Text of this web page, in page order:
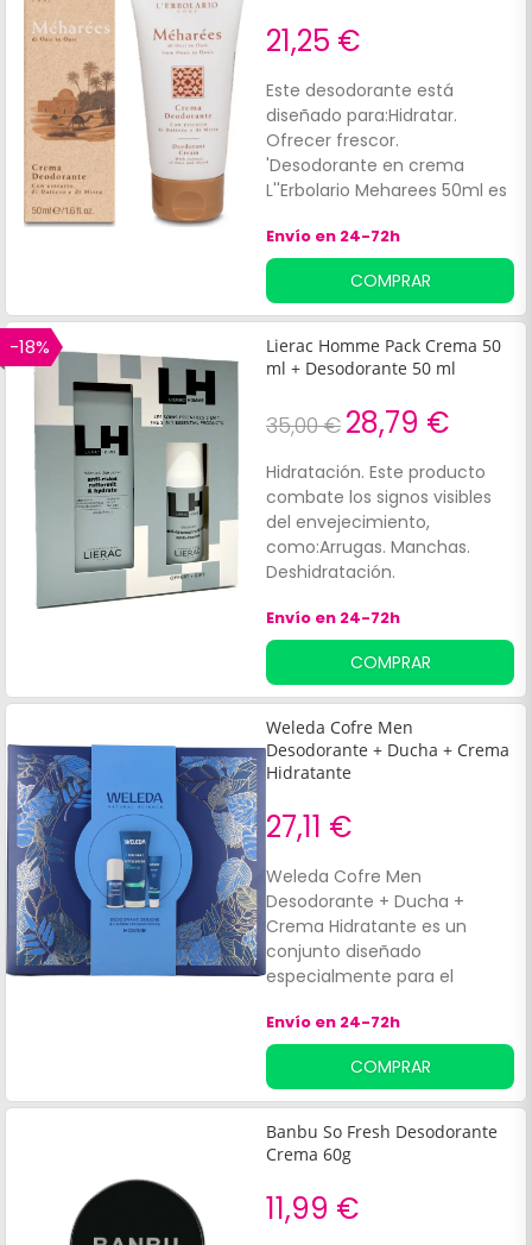
21,25 €
Este desodorante está
diseñado para:Hidratar.
Ofrecer frescor.
'Desodorante en crema
L''Erbolario Meharees 50ml es
formulada con:Extractos de
mirra y dátil. Agua destilada
de algodón.
Envío en 24-72h
COMPRAR
-18%
Lierac Homme Pack Crema 50
ml + Desodorante 50 ml
35,00 € 28,79 €
Hidratación. Este producto
combate los signos visibles
del envejecimiento,
como:Arrugas. Manchas.
Deshidratación.
Envío en 24-72h
COMPRAR
Weleda Cofre Men
Desodorante + Ducha + Crema
Hidratante
27,11 €
Weleda Cofre Men
Desodorante + Ducha +
Crema Hidratante es un
conjunto diseñado
especialmente para el
cofre incluye tres productos
esenciales:Crema hidratante
para hombres: formulada
para proporcionar múltiples
beneficios, manteniendo la
piel bien hidratada y
suavidad tanto de día como
de noche.
Envío en 24-72h
COMPRAR
Banbu So Fresh Desodorante
Crema 60g
11,99 €